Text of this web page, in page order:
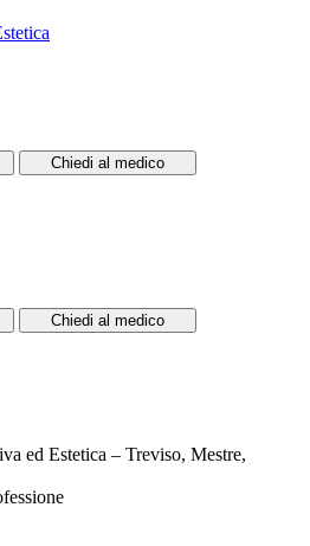
Chiedi al medico
Chiedi al medico
ed Estetica – Treviso, Mestre,